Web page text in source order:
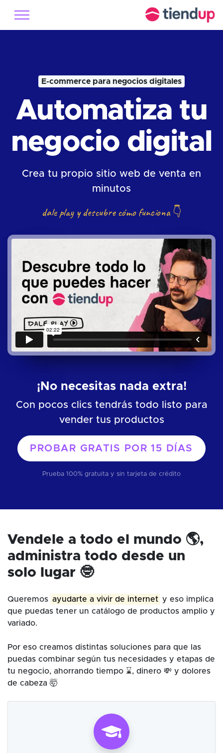
E-commerce para negocios digitales
Automatiza tu
negocio digital
Crea tu propio sitio web de venta en
minutos
dale play y descubre cómo funciona 👇
¡No necesitas nada extra!
Con pocos clics tendrás todo listo para
vender tus productos
PROBAR GRATIS POR15 DÍAS
Prueba 100% gratuita y sin tarjeta de crédito
Vendele a todo el mundo 🌎,
administra todo desde un
solo lugar 🤓
Queremos ayudarte a vivir de internet y eso implica
que puedas tener un catálogo de productos amplio y
variado.
Por eso creamos distintas soluciones para que las
puedas combinar según tus necesidades y etapas de
tu negocio, ahorrando tiempo ⌛, dinero 💸 y dolores
de cabeza 🤯